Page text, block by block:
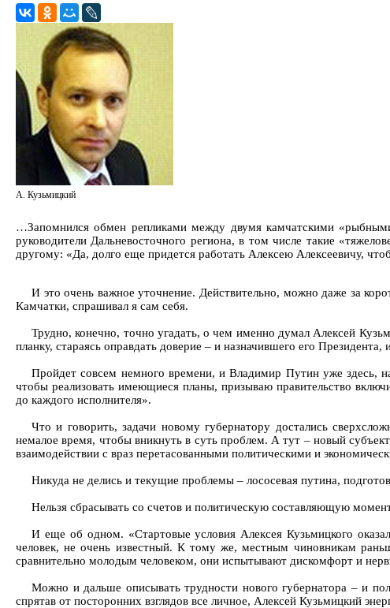
А. Кузьмицкий
…Запомнился обмен репликами между двумя камчатскими
руководители Дальневосточного региона, в том числе такие
другому: «Да, долго еще придется работать Алексею Алексеевичу,
И это очень важное уточнение. Действительно, можно даже за
Камчатки, спрашивал я сам себя.
Трудно, конечно, точно угадать, о чем именно думал Алексей
планку, стараясь оправдать доверие – и назначившего его
Пройдет совсем немного времени, и Владимир Путин уже здесь,
чтобы реализовать имеющиеся планы, призываю правительство
до каждого исполнителя».
Что и говорить, задачи новому губернатору достались
немалое время, чтобы вникнуть в суть проблем. А тут – новый
взаимодействии с враз перетасованными политическими и
Никуда не делись и текущие проблемы – лососевая путина,
Нельзя сбрасывать со счетов и политическую составляющую
И еще об одном. «Стартовые условия Алексея Кузьмицкого
человек, не очень известный. К тому же, местным чиновникам
сравнительно молодым человеком, они испытывают дискомфорт и
Можно и дальше описывать трудности нового губернатора – и
спрятав от посторонних взглядов все личное, Алексей Кузьмицкий